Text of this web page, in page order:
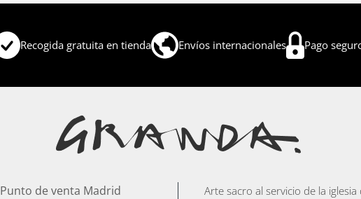
Recogida gratuita en tienda Envíos internacionales Pago
Punto de venta Madrid Arte sacro al servicio de la iglesia